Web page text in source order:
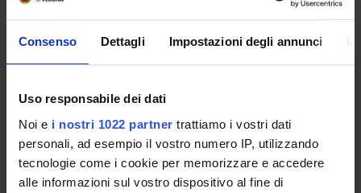
Consenso Dettagli Impostazioni degli annunci
Uso responsabile dei dati
Noi e i nostri 1022 partner trattiamo i vostri dati
personali, ad esempio il vostro numero IP, utilizzando
tecnologie come i cookie per memorizzare e accedere
alle informazioni sul vostro dispositivo al fine di
Erika Branchini
Ugo Savardi
COLLABORATORI ESTERNI